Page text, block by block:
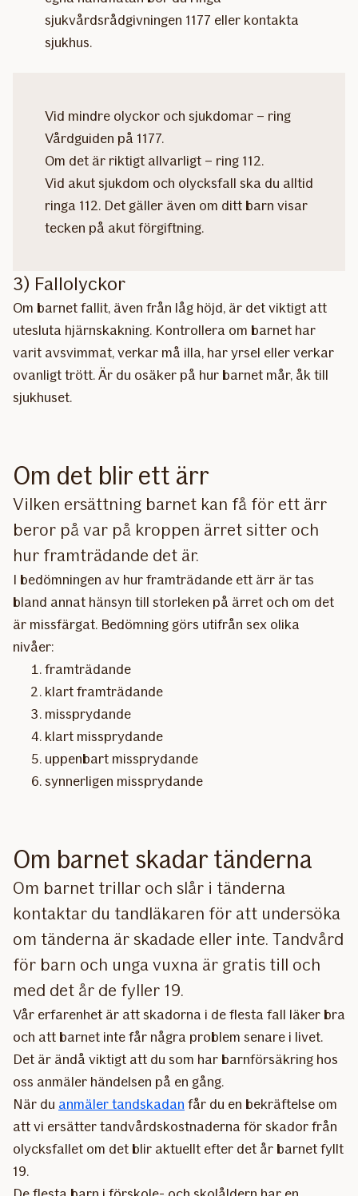
sjukvårdsrådgivningen 1177 eller kontakta
sjukhus.
Vid mindre olyckor och sjukdomar – ring
Vårdguiden på 1177.
Om det är riktigt allvarligt – ring 112.
Vid akut sjukdom och olycksfall ska du alltid
ringa 112. Det gäller även om ditt barn visar
tecken på akut förgiftning.
3) Fallolyckor
Om barnet fallit, även från låg höjd, är det viktigt att
utesluta hjärnskakning. Kontrollera om barnet har
varit avsvimmat, verkar må illa, har yrsel eller verkar
ovanligt trött. Är du osäker på hur barnet mår, åk till
sjukhuset.
Om det blir ett ärr
Vilken ersättning barnet kan få för ett ärr
beror på var på kroppen ärret sitter och
hur framträdande det är.
I bedömningen av hur framträdande ett ärr är tas
bland annat hänsyn till storleken på ärret och om det
är missfärgat. Bedömning görs utifrån sex olika
nivåer:
framträdande
klart framträdande
missprydande
klart missprydande
uppenbart missprydande
synnerligen missprydande
Om barnet skadar tänderna
Om barnet trillar och slår i tänderna
kontaktar du tandläkaren för att undersöka
om tänderna är skadade eller inte. Tandvård
för barn och unga vuxna är gratis till och
med det år de fyller 19.
Vår erfarenhet är att skadorna i de flesta fall läker bra
och att barnet inte får några problem senare i livet.
Det är ändå viktigt att du som har barnförsäkring hos
oss anmäler händelsen på en gång.
När du anmäler tandskadan får du en bekräftelse om
att vi ersätter tandvårdskostnaderna för skador från
olycksfallet om det blir aktuellt efter det år barnet fyllt
19.​